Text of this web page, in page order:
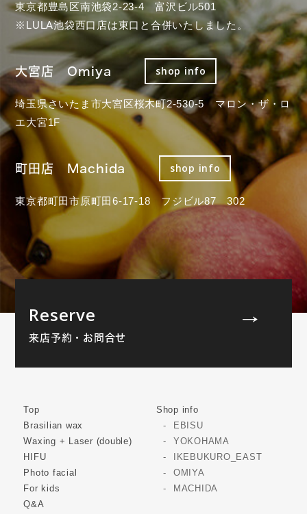
東京都豊島区南池袋2-23-4 富沢ビル501
※LULA池袋西口店は東口と合併いたしました。
大宮店 Omiya shop info
埼玉県さいたま市大宮区桜木町2-530-5 マロン・ザ・ロ
エ大宮1F
町田店 Machida shop info
東京都町田市原町田6-17-18 フジビル87 302
Reserve
来店予約・お問合せ
Top
Brasilian wax
Waxing + Laser (double)
HIFU
Photo facial
For kids
Q&A
Shop info
EBISU
YOKOHAMA
IKEBUKURO_EAST
OMIYA
MACHIDA